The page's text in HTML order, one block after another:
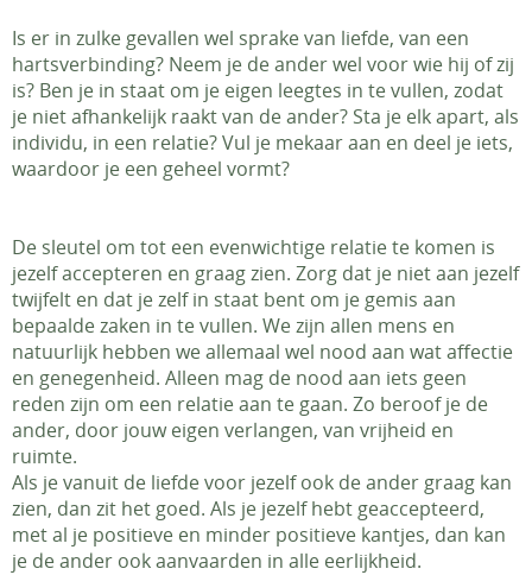
Is er in zulke gevallen wel sprake van liefde, van een
hartsverbinding? Neem je de ander wel voor wie hij of zij
is? Ben je in staat om je eigen leegtes in te vullen, zodat
je niet afhankelijk raakt van de ander? Sta je elk apart, als
individu, in een relatie? Vul je mekaar aan en deel je iets,
waardoor je een geheel vormt?
De sleutel om tot een evenwichtige relatie te komen is
jezelf accepteren en graag zien. Zorg dat je niet aan jezelf
twijfelt en dat je zelf in staat bent om je gemis aan
bepaalde zaken in te vullen. We zijn allen mens en
natuurlijk hebben we allemaal wel nood aan wat affectie
en genegenheid. Alleen mag de nood aan iets geen
reden zijn om een relatie aan te gaan. Zo beroof je de
ander, door jouw eigen verlangen, van vrijheid en
ruimte.
Als je vanuit de liefde voor jezelf ook de ander graag kan
zien, dan zit het goed. Als je jezelf hebt geaccepteerd,
met al je positieve en minder positieve kantjes, dan kan
je de ander ook aanvaarden in alle eerlijkheid.